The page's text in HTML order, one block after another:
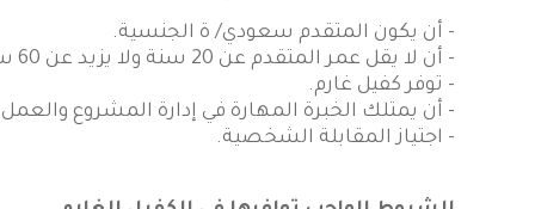
- أن يكون المتقدم سعودي/ ة الجنسية.
- أن لا يقل عمر المتقدم عن 20 سنة ولا يزيد عن 60 سنة.
- توفر كفيل غارم.
- أن يمتلك الخبرة المهارة في إدارة المشروع
- اجتياز المقابلة الشخصية.